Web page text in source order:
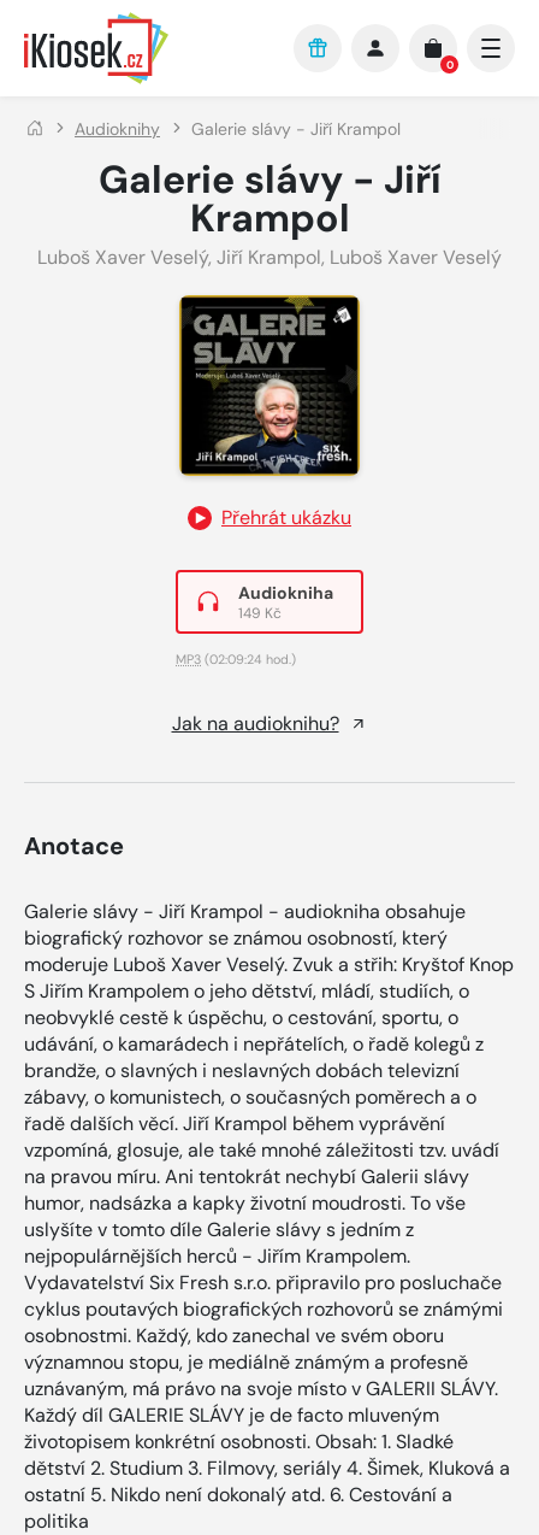
Přejít na hlavní obsah
0
Audioknihy Galerie slávy - Jiří Krampol
Galerie slávy - Jiří
Krampol
Luboš Xaver Veselý, Jiří Krampol, Luboš Xaver Veselý
Přehrát ukázku
Audiokniha
149 Kč
MP3 (02:09:24 hod.)
Jak na audioknihu?
Anotace
Galerie slávy - Jiří Krampol - audiokniha obsahuje
biografický rozhovor se známou osobností, který
moderuje Luboš Xaver Veselý. Zvuk a střih: Kryštof Knop
S Jiřím Krampolem o jeho dětství, mládí, studiích, o
neobvyklé cestě k úspěchu, o cestování, sportu, o
udávání, o kamarádech i nepřátelích, o řadě kolegů z
brandže, o slavných i neslavných dobách televizní
zábavy, o komunistech, o současných poměrech a o
řadě dalších věcí. Jiří Krampol během vyprávění
vzpomíná, glosuje, ale také mnohé záležitosti tzv. uvádí
na pravou míru. Ani tentokrát nechybí Galerii slávy
humor, nadsázka a kapky životní moudrosti. To vše
uslyšíte v tomto díle Galerie slávy s jedním z
nejpopulárnějších herců - Jiřím Krampolem.
Vydavatelství Six Fresh s.r.o. připravilo pro posluchače
cyklus poutavých biografických rozhovorů se známými
osobnostmi. Každý, kdo zanechal ve svém oboru
významnou stopu, je mediálně známým a profesně
uznávaným, má právo na svoje místo v GALERII SLÁVY.
Každý díl GALERIE SLÁVY je de facto mluveným
životopisem konkrétní osobnosti. Obsah: 1. Sladké
dětství 2. Studium 3. Filmovy, seriály 4. Šimek, Kluková a
ostatní 5. Nikdo není dokonalý atd. 6. Cestování a
politika